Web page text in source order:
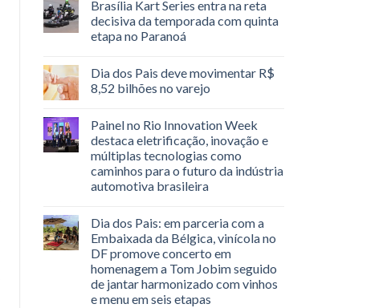
Brasília Kart Series entra na reta
decisiva da temporada com quinta
etapa no Paranoá
Dia dos Pais deve movimentar R$
8,52 bilhões no varejo
Painel no Rio Innovation Week
destaca eletrificação, inovação e
múltiplas tecnologias como
caminhos para o futuro da indústria
automotiva brasileira
Dia dos Pais: em parceria com a
Embaixada da Bélgica, vinícola no
DF promove concerto em
homenagem a Tom Jobim seguido
de jantar harmonizado com vinhos
e menu em seis etapas